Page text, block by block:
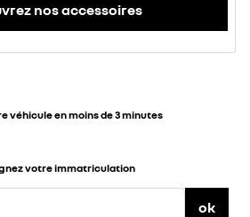
nos accessoires
véhicule en moins de 3 minutes
votre immatriculation
ok